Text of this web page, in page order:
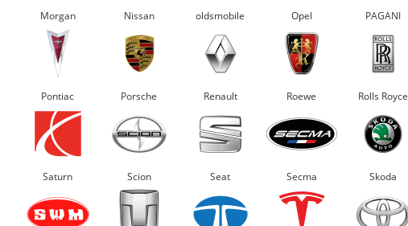
Morgan Nissan oldsmobile Opel PAGANI
Pontiac Porsche Renault Roewe Rolls Royce
Saturn Scion Seat Secma Skoda